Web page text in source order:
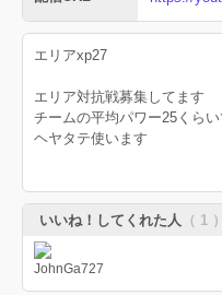
エリアxp27
エリア対抗戦募集してます
チームの平均パワー25くらい
ヘヤタテ使います
いいね！してくれた人 （ 1 ）